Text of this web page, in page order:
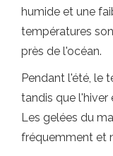
humide et une
températures
près de l'océan.
Pendant l'été, le
tandis que l'hiver
Les gelées du
fréquemment et